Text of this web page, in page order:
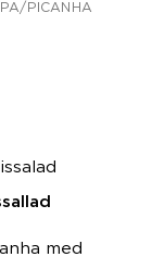
PICANHA